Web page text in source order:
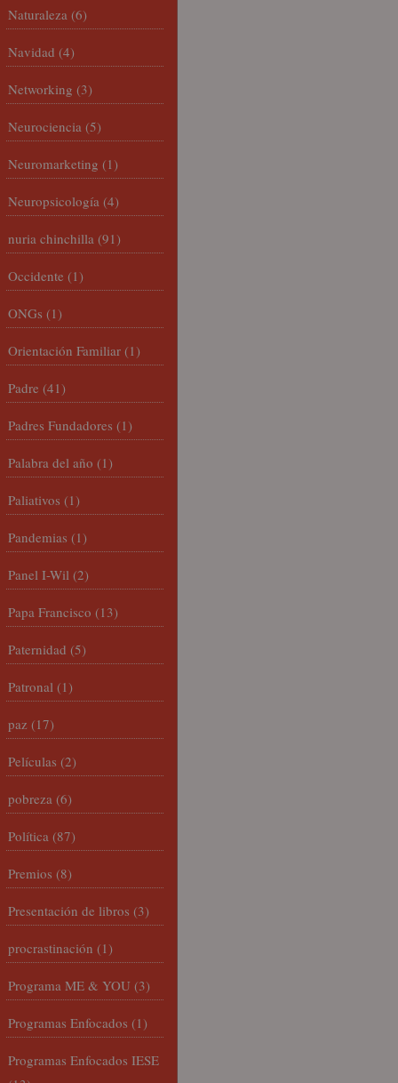
Naturaleza (6)
Navidad (4)
Networking (3)
Neurociencia (5)
Neuromarketing (1)
Neuropsicología (4)
nuria chinchilla (91)
Occidente (1)
ONGs (1)
Orientación Familiar (1)
Padre (41)
Padres Fundadores (1)
Palabra del año (1)
Paliativos (1)
Pandemias (1)
Panel I-Wil (2)
Papa Francisco (13)
Paternidad (5)
Patronal (1)
paz (17)
Películas (2)
pobreza (6)
Política (87)
Premios (8)
Presentación de libros (3)
procrastinación (1)
Programa ME & YOU (3)
Programas Enfocados (1)
Programas Enfocados IESE